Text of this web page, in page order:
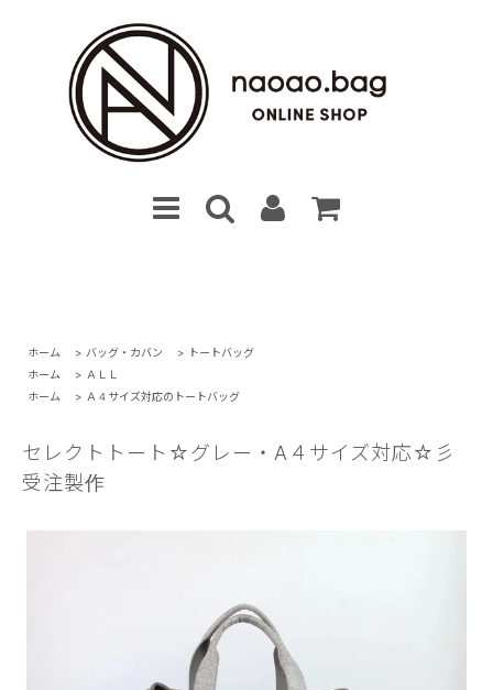
ホーム > バッグ・カバン > トートバッグ
ホーム
> ＡＬＬ
ホーム
> Ａ４サイズ対応のトートバッグ
セレクトトート☆グレー・A４サイズ対応☆彡
受注製作